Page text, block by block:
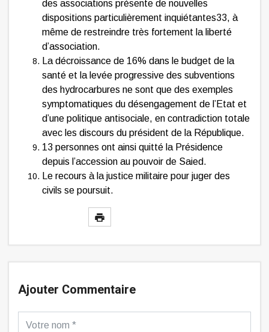
des associations présente de nouvelles
dispositions particulièrement inquiétantes33, à
même de restreindre très fortement la liberté
d’association.
La décroissance de 16% dans le budget de la
santé et la levée progressive des subventions
des hydrocarbures ne sont que des exemples
symptomatiques du désengagement de l’Etat et
d’une politique antisociale, en contradiction totale
avec les discours du président de la République.
13 personnes ont ainsi quitté la Présidence
depuis l’accession au pouvoir de Saied.
Le recours à la justice militaire pour juger des
civils se poursuit.
Ajouter Commentaire